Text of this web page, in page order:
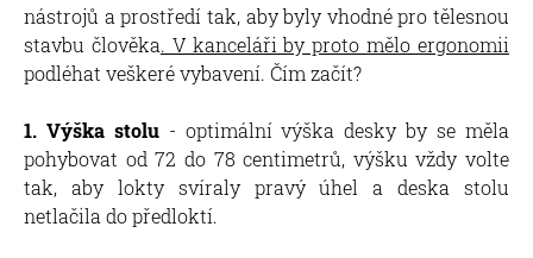
nástrojů a prostředí tak, aby byly vhodné pro tělesnou
stavbu člověka. V kanceláři by proto mělo ergonomii
podléhat veškeré vybavení. Čím začít?
1. Výška stolu- optimální výška desky by se měla
pohybovat od 72 do 78 centimetrů, výšku vždy volte
tak, aby lokty svíraly pravý úhel a deska stolu
netlačila do předloktí.